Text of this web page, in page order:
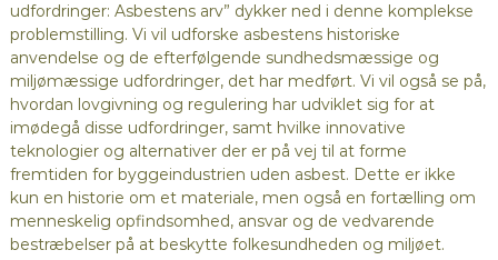
udfordringer: Asbestens arv” dykker ned i denne komplekse
problemstilling. Vi vil udforske asbestens historiske
anvendelse og de efterfølgende sundhedsmæssige og
miljømæssige udfordringer, det har medført. Vi vil også se på,
hvordan lovgivning og regulering har udviklet sig for at
imødegå disse udfordringer, samt hvilke innovative
teknologier og alternativer der er på vej til at forme
fremtiden for byggeindustrien uden asbest. Dette er ikke
kun en historie om et materiale, men også en fortælling om
menneskelig opfindsomhed, ansvar og de vedvarende
bestræbelser på at beskytte folkesundheden og miljøet.